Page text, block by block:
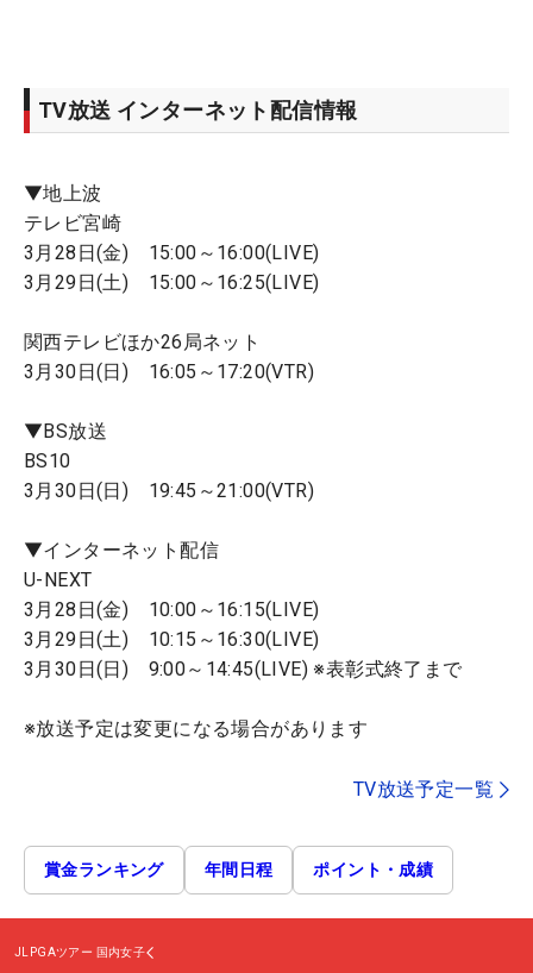
TV放送 インターネット配信情報
▼地上波
テレビ宮崎
3月28日(金) 15:00～16:00(LIVE)
3月29日(土) 15:00～16:25(LIVE)
関西テレビほか26局ネット
3月30日(日) 16:05～17:20(VTR)
▼BS放送
BS10
3月30日(日) 19:45～21:00(VTR)
▼インターネット配信
U-NEXT
3月28日(金) 10:00～16:15(LIVE)
3月29日(土) 10:15～16:30(LIVE)
3月30日(日) 9:00～14:45(LIVE) ※表彰式終了まで
※放送予定は変更になる場合があります
TV放送予定一覧
賞金ランキング 年間日程 ポイント・成績
JLPGAツアー 国内女子